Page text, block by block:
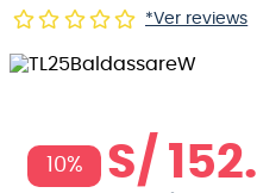
*Ver reviews
10% S/ 152.